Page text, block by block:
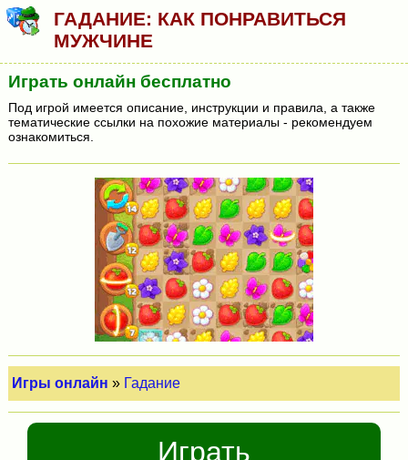
ГАДАНИЕ: КАК ПОНРАВИТЬСЯ
МУЖЧИНЕ
Играть онлайн бесплатно
Под игрой имеется описание, инструкции и правила, а также
тематические ссылки на похожие материалы - рекомендуем
ознакомиться.
Игры онлайн » Гадание
Играть